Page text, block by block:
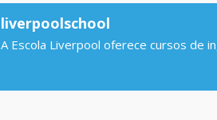
liverpoolschool
A Escola Liverpool oferece cursos de